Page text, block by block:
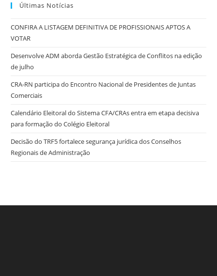
Últimas Notícias
CONFIRA A LISTAGEM DEFINITIVA DE PROFISSIONAIS APTOS A
VOTAR
Desenvolve ADM aborda Gestão Estratégica de Conflitos na edição
de julho
CRA-RN participa do Encontro Nacional de Presidentes de Juntas
Comerciais
Calendário Eleitoral do Sistema CFA/CRAs entra em etapa decisiva
para formação do Colégio Eleitoral
Decisão do TRF5 fortalece segurança jurídica dos Conselhos
Regionais de Administração